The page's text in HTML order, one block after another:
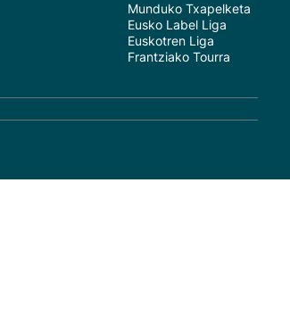
Munduko Txapelketa
Eusko Label Liga
Euskotren Liga
Frantziako Tourra